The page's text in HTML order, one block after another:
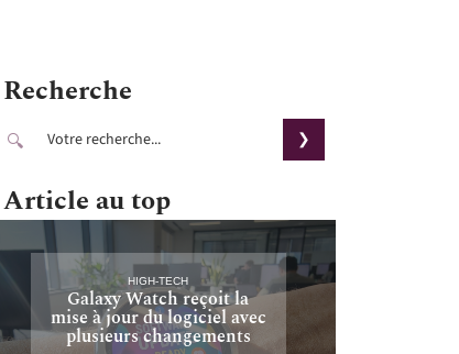
Recherche
Article au top
HIGH-TECH
Galaxy Watch reçoit la
mise à jour du logiciel avec
plusieurs changements